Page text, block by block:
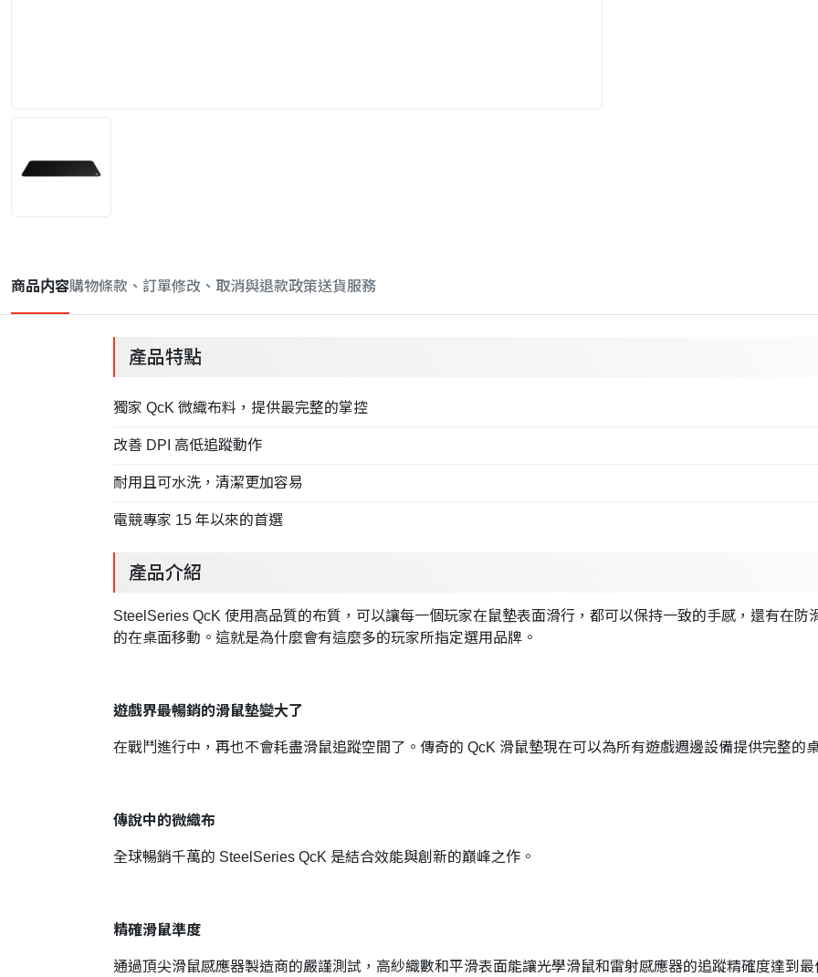
商品内容購物條款、訂單修改、取消與退款政策送貨服務
產品特點
獨家 QcK 微織布料，提供最完整的掌控
改善 DPI 高低追蹤動作
耐用且可水洗，清潔更加容易
電競專家 15 年以來的首選
產品介紹
SteelSeries QcK 使用高品質的布質，可以讓每一個玩家在鼠墊表面滑行，都可以保持一致的手感，還有在
的在桌面移動。這就是為什麼會有這麼多的玩家所指定選用品牌。
遊戲界最暢銷的滑鼠墊變大了
在戰鬥進行中，再也不會耗盡滑鼠追蹤空間了。傳奇的 QcK 滑鼠墊現在可以為所有遊戲週邊設備提供完整的
傳說中的微織布
全球暢銷千萬的 SteelSeries QcK 是結合效能與創新的巔峰之作。
精確滑鼠準度
通過頂尖滑鼠感應器製造商的嚴謹測試，高紗織數和平滑表面能讓光學滑鼠和雷射感應器的追蹤精確度達到